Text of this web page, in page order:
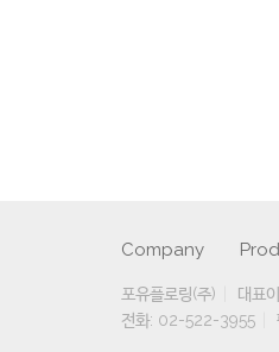
Company
포유플로링(주) 대표
전화: 02-522-3955